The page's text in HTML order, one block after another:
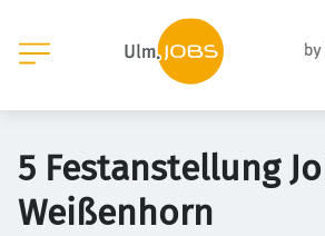
5 Festanstellung
Weißenhorn